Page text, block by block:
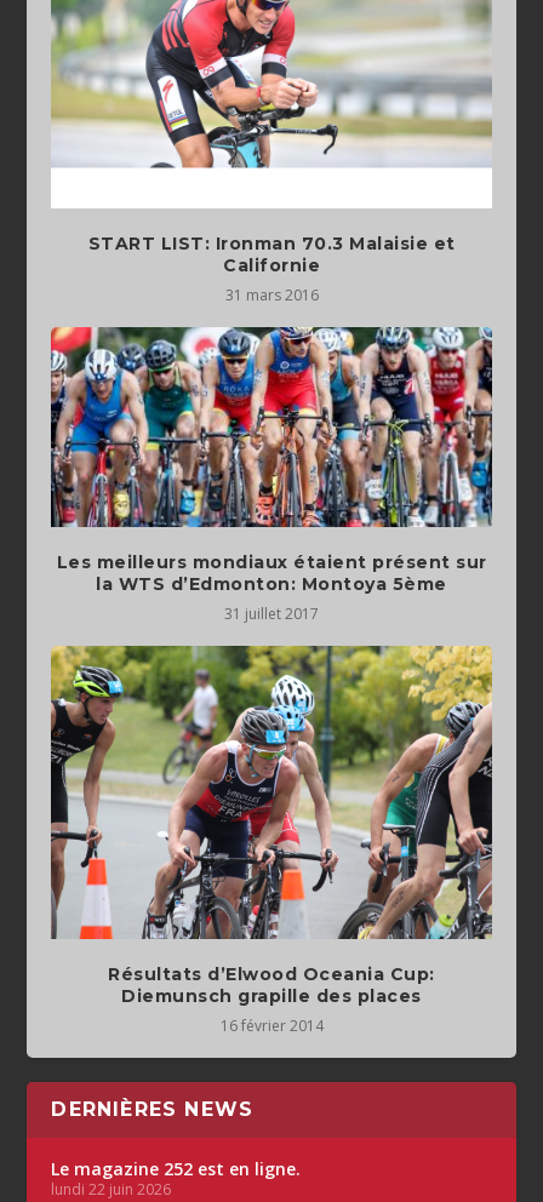
START LIST: Ironman 70.3 Malaisie et
Californie
31 mars 2016
Les meilleurs mondiaux étaient présent sur
la WTS d’Edmonton: Montoya 5ème
31 juillet 2017
Résultats d’Elwood Oceania Cup:
Diemunsch grapille des places
16 février 2014
DERNIÈRES NEWS
Le magazine 252 est en ligne.
lundi 22 juin 2026